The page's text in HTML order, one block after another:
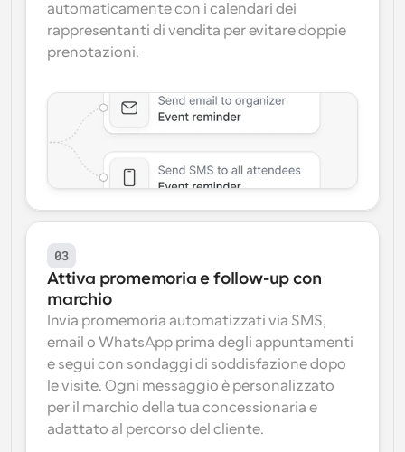
automaticamente con i calendari dei
rappresentanti di vendita per evitare doppie
prenotazioni.
03
Attiva promemoria e follow-up con
marchio
Invia promemoria automatizzati via SMS,
email o WhatsApp prima degli appuntamenti
e segui con sondaggi di soddisfazione dopo
le visite. Ogni messaggio è personalizzato
per il marchio della tua concessionaria e
adattato al percorso del cliente.